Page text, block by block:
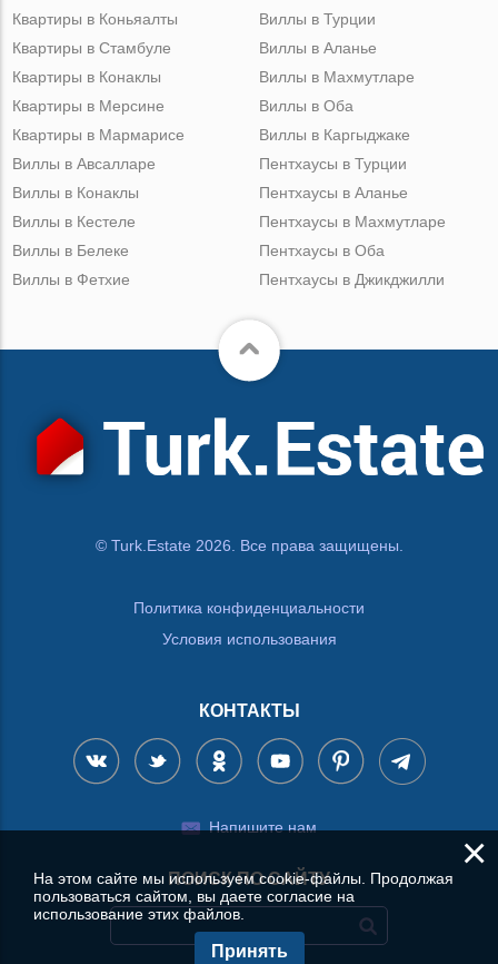
Квартиры в Коньяалты
Квартиры в Стамбуле
Квартиры в Конаклы
Квартиры в Мерсине
Квартиры в Мармарисе
Виллы в Турции
Виллы в Аланье
Виллы в Махмутларе
Виллы в Оба
Виллы в Каргыджаке
Виллы в Авсалларе
Виллы в Конаклы
Виллы в Кестеле
Виллы в Белеке
Виллы в Фетхие
Пентхаусы в Турции
Пентхаусы в Аланье
Пентхаусы в Махмутларе
Пентхаусы в Оба
Пентхаусы в Джикджилли
© Turk.Estate 2026. Все права защищены.
Политика конфиденциальности
Условия использования
КОНТАКТЫ
Напишите нам
ПОИСК ПО САЙТУ
×
На этом сайте мы используем cookie-файлы. Продолжая
пользоваться сайтом, вы даете согласие на
использование этих файлов.
Принять